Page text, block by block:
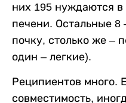
них 195 нуждаются в
печени. Остальные 8
почку, столько же –
один – легкие).
Реципиентов много.
совместимость,